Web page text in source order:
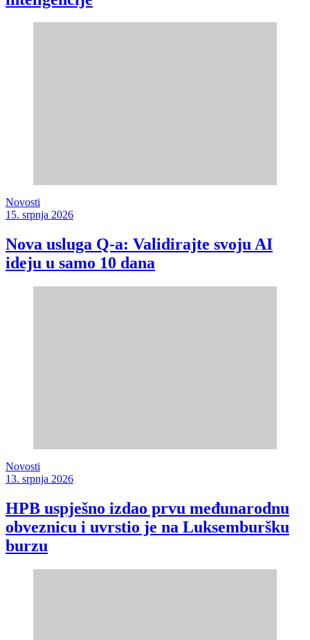
Novosti
15. srpnja 2026
Nova usluga Q-a: Validirajte svoju AI
ideju u samo 10 dana
Novosti
13. srpnja 2026
HPB uspješno izdao prvu međunarodnu
obveznicu i uvrstio je na Luksemburšku
burzu